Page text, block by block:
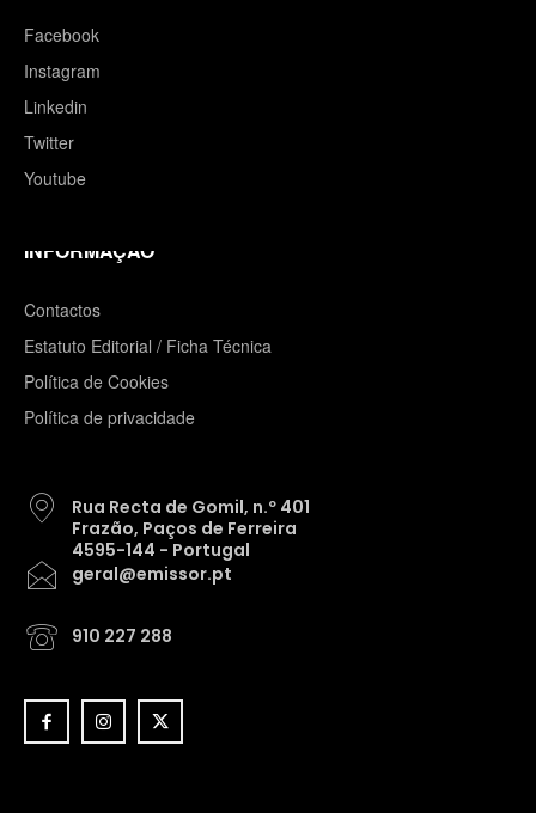
Facebook
Instagram
Linkedin
Twitter
Youtube
INFORMAÇÃO
Contactos
Estatuto Editorial / Ficha Técnica
Política de Cookies
Política de privacidade
Rua Recta de Gomil, n.º 401
Frazão, Paços de Ferreira
4595-144 - Portugal
geral@emissor.pt
910 227 288